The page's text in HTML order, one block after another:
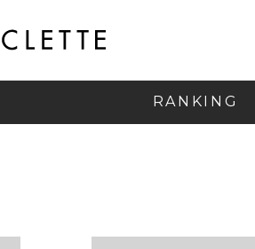
RANKING